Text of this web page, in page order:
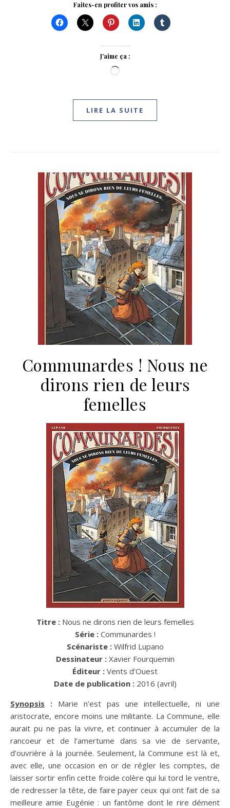
Faites-en profiter vos amis :
J’aime ça :
Chargement…
LIRE LA SUITE
Communardes ! Nous ne
dirons rien de leurs
femelles
Titre : Nous ne dirons rien de leurs femelles
Série : Communardes !
Scénariste : Wilfrid Lupano
Dessinateur : Xavier Fourquemin
Éditeur : Vents d’Ouest
Date de publication : 2016 (avril)
Synopsis : Marie n’est pas une intellectuelle, ni une
aristocrate, encore moins une militante. La Commune, elle
aurait pu ne pas la vivre, et continuer à accumuler de la
rancoeur et de l’amertume dans sa vie de servante,
d’ouvrière à la journée. Seulement, la Commune est là et,
avec elle, une occasion en or de régler les comptes, de
laisser sortir enfin cette froide colère qui lui tord le ventre,
de redresser la tête, de faire payer ceux qui ont fait de sa
meilleure amie Eugénie : un fantôme dont le rire dément